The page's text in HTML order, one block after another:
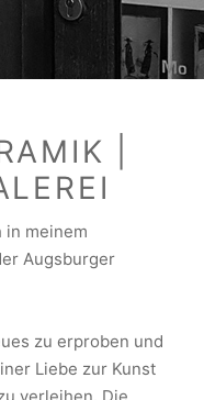
|
in meinem
Augsburger
zu erproben und
Liebe zur Kunst
verleihen. Die